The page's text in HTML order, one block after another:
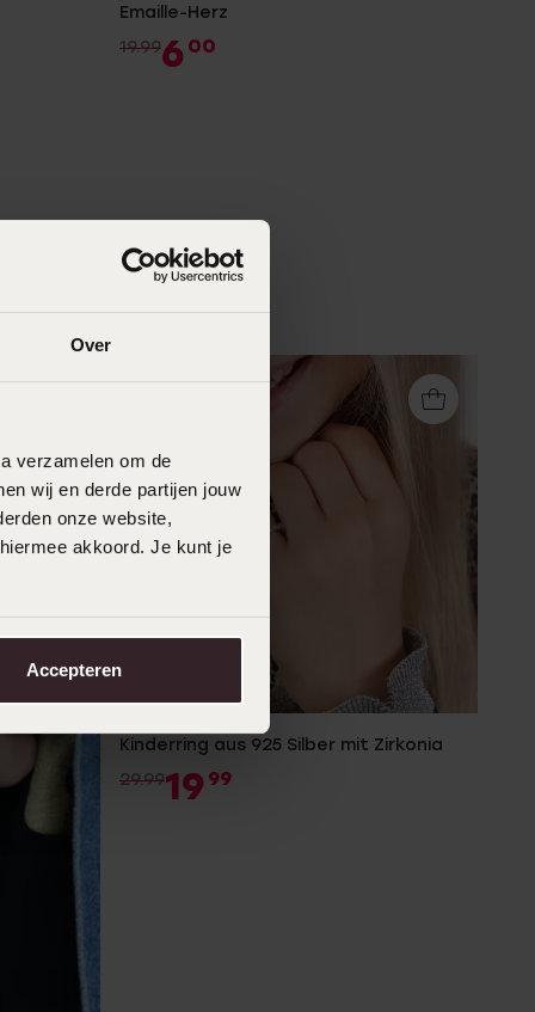
Over
verzamelen om de
wij en derde partijen jouw
onze website,
akkoord. Je kunt je
Accepteren
Emaille-Herz
19.996 00
Kinderring aus 925 Silber mit Zirkonia
29.9919 99